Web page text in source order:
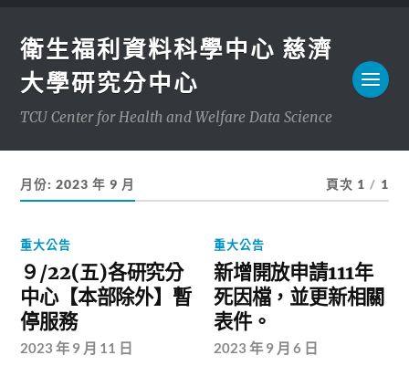
衛生福利資料科學中心 慈濟
大學研究分中心
TCU Center for Health and Welfare Data Science
月份:2023 年 9 月 頁次 1 / 1
重大公告
９/22(五)各研究分
中心【本部除外】暫
停服務
2023 年 9 月 11 日
重大公告
新增開放申請111年
死因檔，並更新相關
表件。
2023 年 9 月 6 日